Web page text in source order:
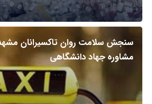
سنجش سلامت روان تاکسیرانان
مشاوره جهاد دانشگاهی